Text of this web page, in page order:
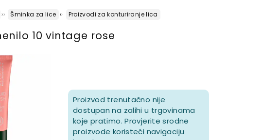
Šminka za lice Proizvodi za konturiranje lica
10 vintage rose
Proizvod trenutačno nije
dostupan na zalihi u trgovinama
koje pratimo. Provjerite srodne
proizvode koristeći navigaciju